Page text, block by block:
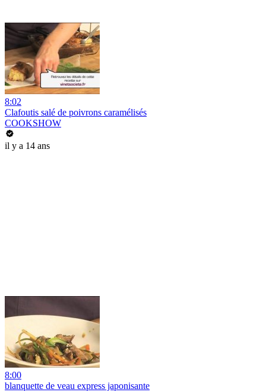
8:02
Clafoutis salé de poivrons caramélisés
COOKSHOW
il y a 14 ans
8:00
blanquette de veau express japonisante